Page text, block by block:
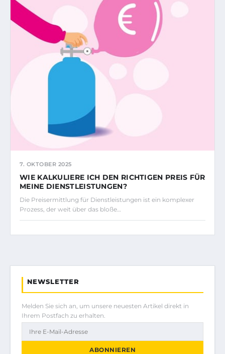
7. OKTOBER 2025
WIE KALKULIERE ICH DEN RICHTIGEN PREIS FÜR
MEINE DIENSTLEISTUNGEN?
Die Preisermittlung für Dienstleistungen ist ein komplexer
Prozess, der weit über das bloße…
NEWSLETTER
Melden Sie sich an, um unsere neuesten Artikel direkt in
Ihrem Postfach zu erhalten.
ABONNIEREN